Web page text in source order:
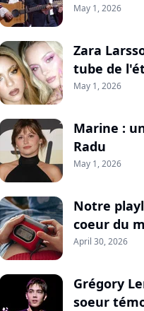
May 1, 2026
Zara
tube de
May 1, 2026
Marine :
Radu
May 1, 2026
Notre
coeur du
April 30, 2026
Grégory
soeur